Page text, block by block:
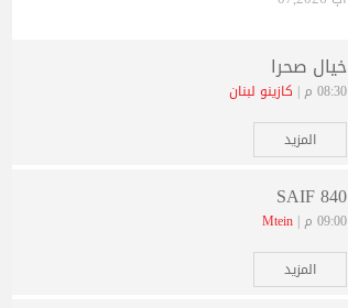
خيال صحرا
08:30 م |
كازينو لبنان
المزيد
SAIF 840
09:00 م |
Mtein
المزيد